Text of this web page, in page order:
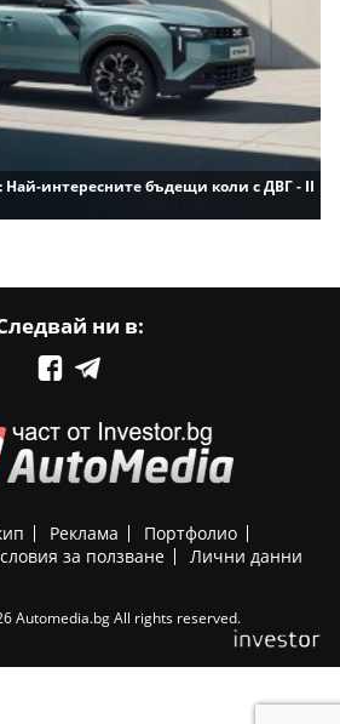
интересните бъдещи коли с ДВГ - II
ни в:
Реклама
Портфолио
за ползване Лични данни
Automedia.bg All rights reserved.